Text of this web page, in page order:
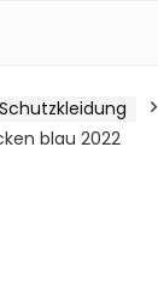
Schutzkleidung
blau 2022